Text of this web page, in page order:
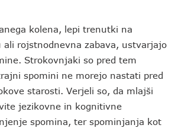
kolena, lepi trenutki na
ali rojstnodnevna zabava, ustvarjajo
Strokovnjaki so pred tem
spomini ne morejo nastati pred
starosti. Verjeli so, da mlajši
jezikovne in kognitivne
spomina, ter spominjanja kot